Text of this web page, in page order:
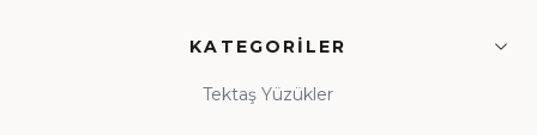
KATEGORILER
Tektaş Yüzükler